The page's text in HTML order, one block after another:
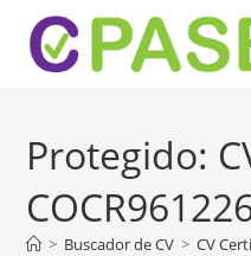
contenido
Protegido:
> Buscador de CV > CV